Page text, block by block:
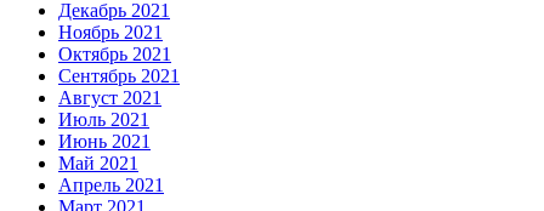
Декабрь 2021
Ноябрь 2021
Октябрь 2021
Сентябрь 2021
Август 2021
Июль 2021
Июнь 2021
Май 2021
Апрель 2021